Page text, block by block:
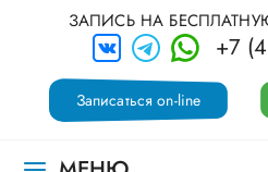
ЗАПИСЬ НА
+7
Записаться on-line